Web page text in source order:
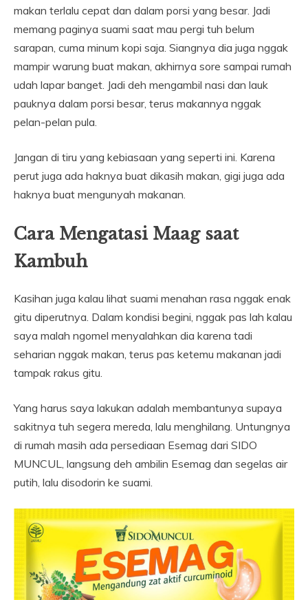
makan terlalu cepat dan dalam porsi yang besar. Jadi
memang paginya suami saat mau pergi tuh belum
sarapan, cuma minum kopi saja. Siangnya dia juga nggak
mampir warung buat makan, akhirnya sore sampai rumah
udah lapar banget. Jadi deh mengambil nasi dan lauk
pauknya dalam porsi besar, terus makannya nggak
pelan-pelan pula.
Jangan di tiru yang kebiasaan yang seperti ini. Karena
perut juga ada haknya buat dikasih makan, gigi juga ada
haknya buat mengunyah makanan.
Cara Mengatasi Maag saat
Kambuh
Kasihan juga kalau lihat suami menahan rasa nggak enak
gitu diperutnya. Dalam kondisi begini, nggak pas lah kalau
saya malah ngomel menyalahkan dia karena tadi
seharian nggak makan, terus pas ketemu makanan jadi
tampak rakus gitu.
Yang harus saya lakukan adalah membantunya supaya
sakitnya tuh segera mereda, lalu menghilang. Untungnya
di rumah masih ada persediaan Esemag dari SIDO
MUNCUL, langsung deh ambilin Esemag dan segelas air
putih, lalu disodorin ke suami.